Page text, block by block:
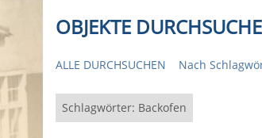
r
H
u
p
OBJEKTE
ALLE DURCHSUCHEN Nach
Schlagwörter: Backofen